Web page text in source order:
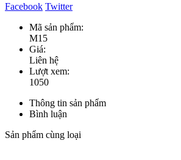
Facebook Twitter
Mã sản phẩm:
M15
Giá:
Liên hệ
Lượt xem:
1050
Thông tin sản phẩm
Bình luận
Sản phẩm cùng loại